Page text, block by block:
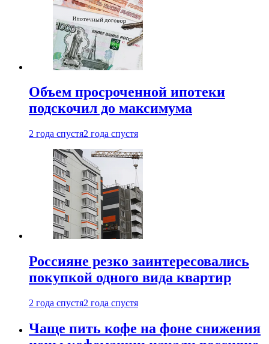
Объем просроченной ипотеки
подскочил до максимума
2 года спустя2 года спустя
Россияне резко заинтересовались
покупкой одного вида квартир
2 года спустя2 года спустя
Чаще пить кофе на фоне снижения